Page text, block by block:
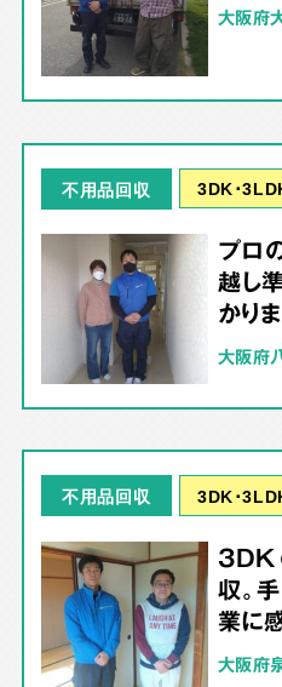
大阪府
不用品回収 3DK･
プロ
越し
かり
大阪府
不用品回収 3DK･
3DK
収。
業に
大阪府